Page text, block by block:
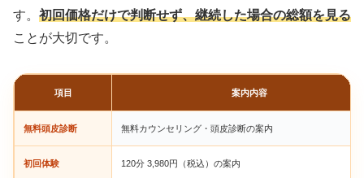
す。 初回価格だけで判断せず、継続した場合の総額を見る
ことが大切です。
項目 案内内容
無料頭皮診断 無料カウンセリング・頭皮診断の案内
初回体験 120分 3,980円（税込）の案内